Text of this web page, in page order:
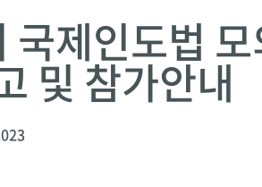
국제인도법
및 참가안내